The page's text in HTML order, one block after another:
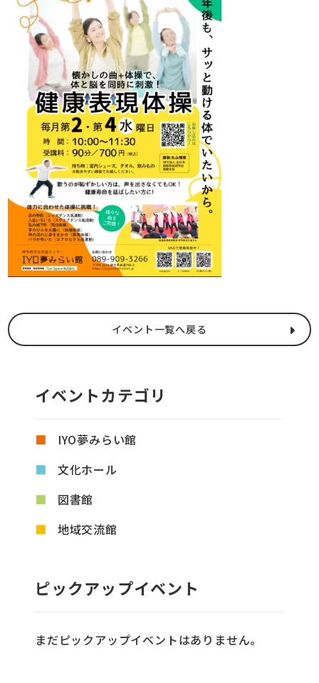
イベント一覧へ戻る
イベントカテゴリ
IYO夢みらい館
文化ホール
図書館
地域交流館
ピックアップイベント
まだピックアップイベントはありません。